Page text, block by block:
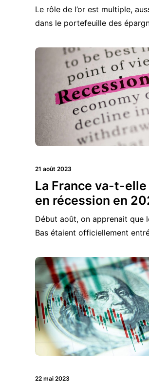
Le rôle de l’or est multiple,
dans le portefeuille des
21 août 2023
La France va-t-
en récession en
Début août, on apprenait que
Bas étaient officiellement
22 mai 2023